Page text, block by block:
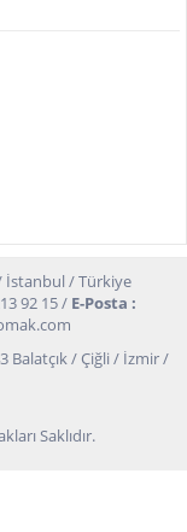
İstanbul / Türkiye
92 15 / E-Posta :
Balatçık / Çiğli / İzmir /
Saklıdır.